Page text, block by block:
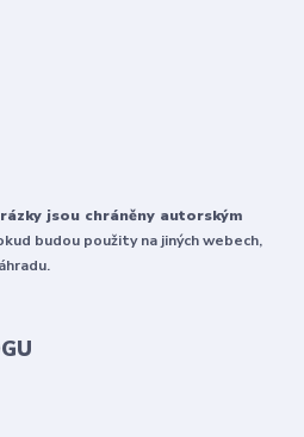
jsou chráněny autorským
budou použity na jiných webech,